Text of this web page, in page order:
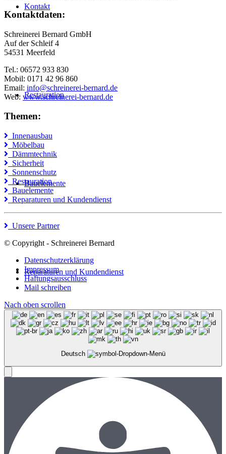
Kontakt
Restauration
Bauelemente
Reparaturen und Kundendienst
Kontaktdaten:
Schreinerei Bernard GmbH
Auf der Schleif 4
54531 Meerfeld
Tel.: 06572 933 830
Mobil: 0171 42 96 860
Email: info@schreinerei-bernard.de
Web: www.schreinerei-bernard.de
Themen:
Innenausbau
Möbelbau
Dämmtechnik
Sicherheit
Sonnenschutz
Restauration
Bauelemente
Reparaturen und Kundendienst
Unsere Partner
© Copyright - Schreinerei Bernard
Datenschutzerklärung
Impressum
Haftungsausschluss
Mail schreiben
Nach oben scrollen
Deutsch